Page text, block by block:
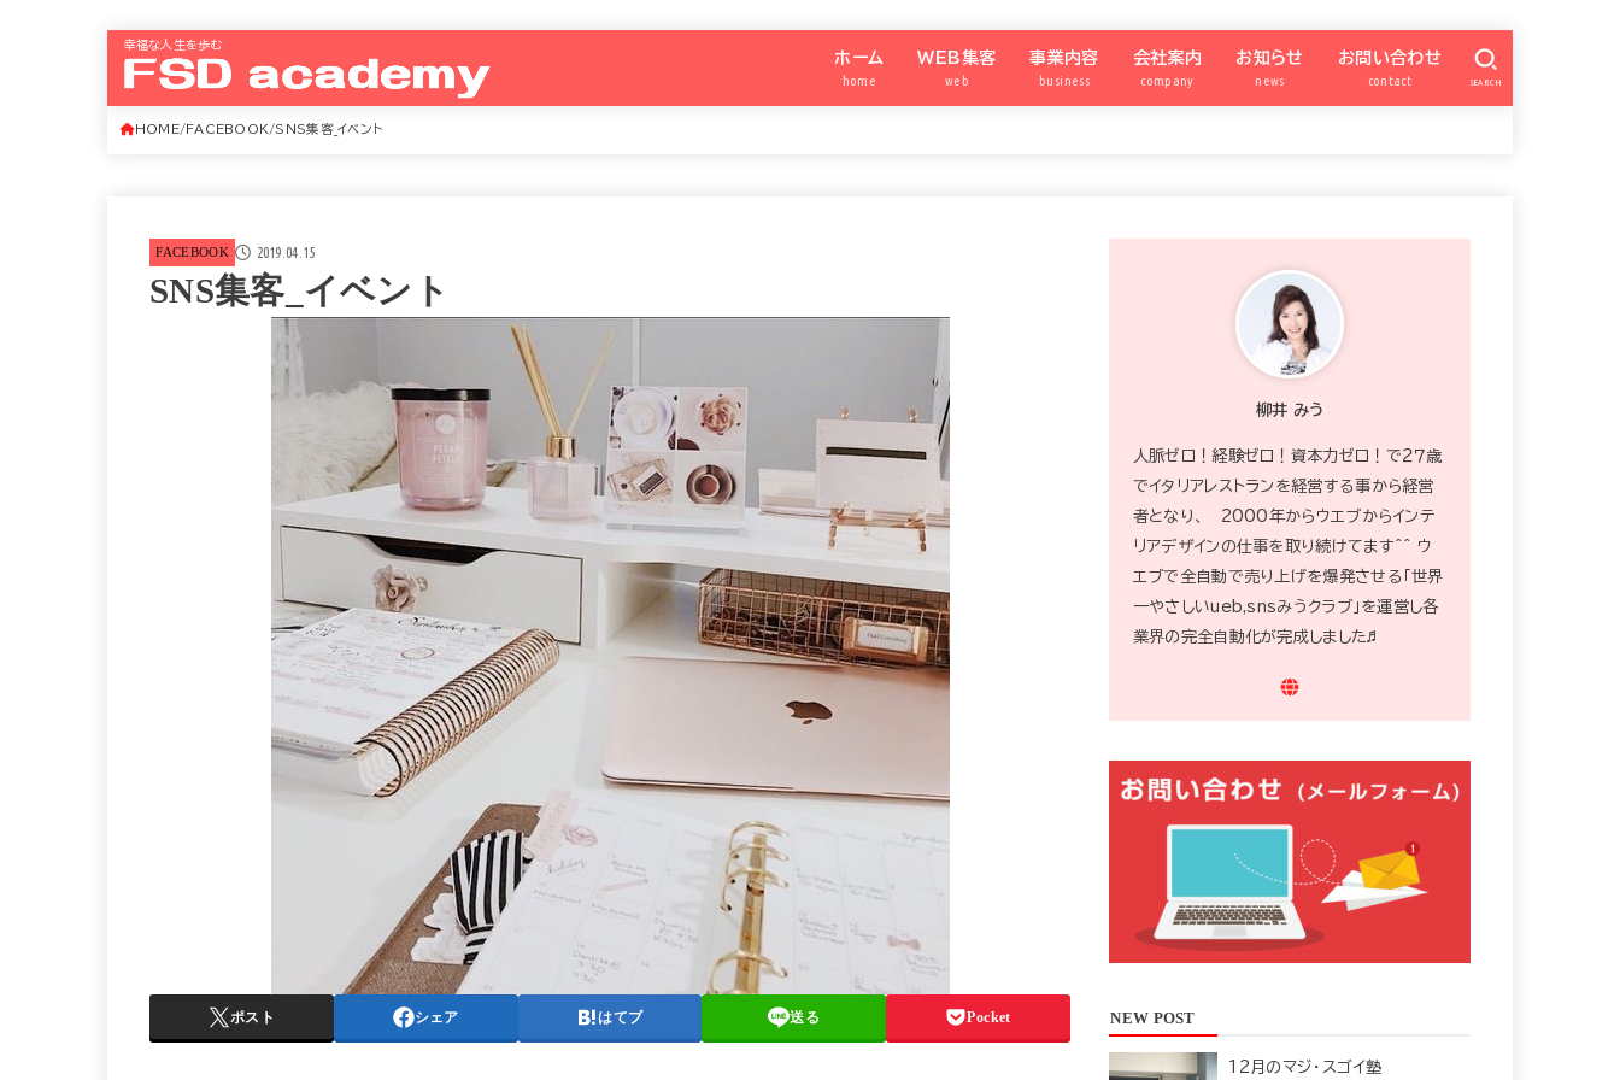
幸福な人生を歩む
ホーム
home
WEB集客
web
事業内容
business
会社案内
company
お知らせ
news
お問い合わせ
contact SEARCH
HOME FACEBOOK SNS集客_イベント
FACEBOOK 2019.04.15
SNS集客_イベント
ポスト シェア はてブ 送る Pocket
柳井 みう
人脈ゼロ！経験ゼロ！資本力ゼロ！で２７歳
でイタリアレストランを経営する事から経営
者となり、 2000年からウエブからインテ
リアデザインの仕事を取り続けてます^^ ウ
エブで全自動で売り上げを爆発させる「世界
一やさしいueb,snsみうクラブ」を運営し各
業界の完全自動化が完成しました♬
NEW POST
12月のマジ・スゴイ塾